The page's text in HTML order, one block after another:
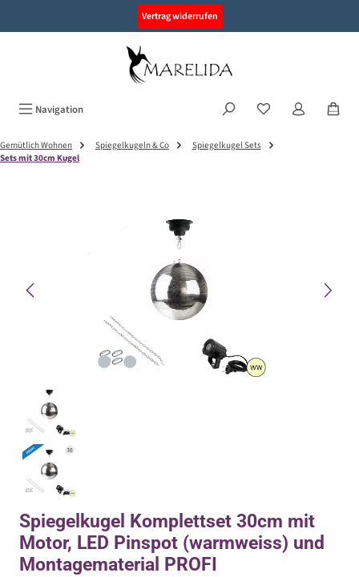
Vertrag widerrufen
Navigation
Gemütlich Wohnen Spiegelkugeln & Co
Spiegelkugel Sets
Sets mit 30cm Kugel
Spiegelkugel Komplettset 30cm mit
Motor, LED Pinspot (warmweiss) und
Montagematerial PROFI